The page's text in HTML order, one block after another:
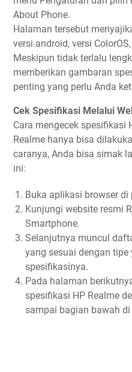
About Phone.
Halaman tersebut
versi android, versi
Meskipun tidak terlalu
memberikan gambaran
penting yang perlu Anda
Cek Spesifikasi Melalui
Cara mengecek spesifikasi
Realme hanya bisa
caranya, Anda bisa simak
ini:
Buka aplikasi browser di
Kunjungi website resmi
Smartphone.
Selanjutnya muncul
yang sesuai dengan
spesifikasinya.
Pada halaman
spesifikasi HP Realme
sampai bagian bawah